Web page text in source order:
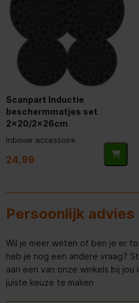
Timer
combineren mogelijk
Positie bedieningspaneel
Scanpart Inductie
beschermmatjes set
2x20/2x26cm
Inbouw accessoire
24,99
Persoonlijk advies
Wil je meer weten of ben je er
heb je nog een andere vraag?
aan een van onze winkels bij
juiste keuze te maken